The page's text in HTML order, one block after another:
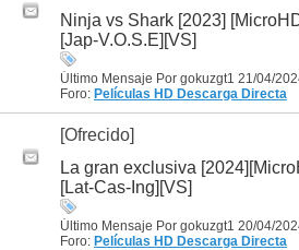
Ninja vs Shark [2023]
[Jap-V.O.S.E][VS]
Último Mensaje Por gokuzgt1 21/04/
Foro: Películas HD Descarga Directa
[Ofrecido]
La gran exclusiva
[Lat-Cas-Ing][VS]
Último Mensaje Por gokuzgt1 20/04/
Foro: Películas HD Descarga Directa